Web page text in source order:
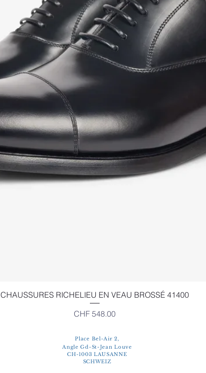
Schnellansicht
CHAUSSURES RICHELIEU EN VEAU BROSSÉ 41400
Preis
CHF 548.00
Place Bel-Air 2,
Angle Gd-St-Jean Louve
CH-1003 LAUSANNE
SCHWEIZ